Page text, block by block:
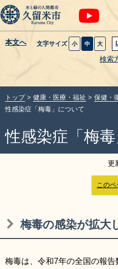
本文へ 文字サイズ 小 中 大
検索
暮らし・届出
健康・医療・福祉
観光魅力・イベント
サイトマップ
リンク集
RSS
トップ> 健康・医療・福祉 > 保健・
性感染症「梅毒」について
性感染症「梅
更
このペ
梅毒の感染が拡大
梅毒は、令和7年の全国の報